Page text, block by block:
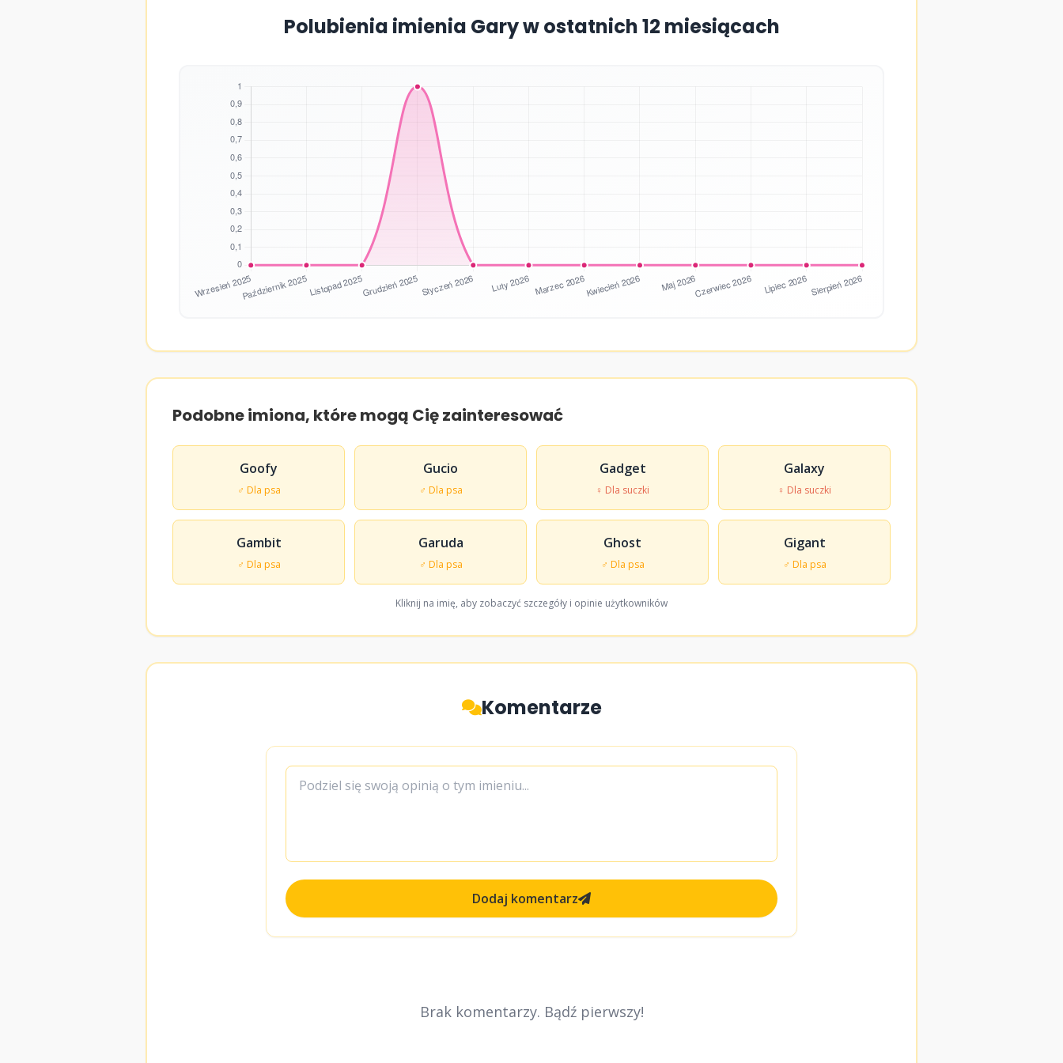
Polubienia imienia Gary w ostatnich 12 miesiącach
Podobne imiona, które mogą Cię zainteresować
Goofy
♂ Dla psa
Gucio
♂ Dla psa
Gadget
♀ Dla suczki
Galaxy
♀ Dla suczki
Gambit
♂ Dla psa
Garuda
♂ Dla psa
Ghost
♂ Dla psa
Gigant
♂ Dla psa
Kliknij na imię, aby zobaczyć szczegóły i opinie użytkowników
Komentarze
Dodaj komentarz
Brak komentarzy. Bądź pierwszy!